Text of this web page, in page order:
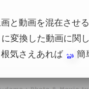
と動画を混在させ
変換した動画に関
気さえあれば
簡